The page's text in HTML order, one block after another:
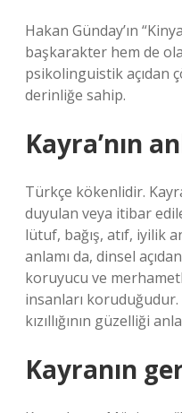
Hakan Günday’ın
başkarakter hem de
psikolinguistik açıdan
derinliğe sahip.
Kayra’nın
Türkçe kökenlidir.
duyulan veya itibar
lütuf, bağış, atıf, iyilik
anlamı da, dinsel
koruyucu ve
insanları koruduğudur.
kızıllığının güzelliği
Kayranın